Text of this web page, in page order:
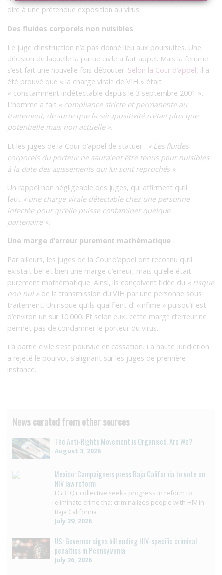
dire à une prétendue exposition au virus.
Des fluides corporels non nuisibles
Le juge d’instruction n’a pas donné lieu aux poursuites. Une
décision de laquelle la partie civile a fait appel. Mais la femme
s’est fait une nouvelle fois débouter. Selon la Cour d’appel, il a
été prouvé que « la charge virale de VIH » était
« constamment indétectable depuis le 3 septembre 2001 ».
L’homme a fait « compliance stricte et permanente au
traitement, de sorte que la séropositivité n’était plus que
potentielle mais non actuelle ».
Et les juges de la Cour d’appel de statuer : « Les fluides
corporels du porteur ne sauraient être tenus pour nuisibles
à la date des agissements qui lui sont reprochés ».
Un rappel non négligeable des juges, qui affirment qu’il
faut « une charge virale détectable chez une personne
infectée pour qu’elle puisse contaminer quelque
partenaire ».
Une marge d’erreur purement mathématique
Par ailleurs, les juges de la Cour d’appel ont reconnu qu’il
existait bel et bien une marge d’erreur, mais qu’elle était
purement mathématique. Ainsi, ils conçoivent l’idée du « risque
non nul » de la transmission du VIH par une personne sous
traitement. Un risque qu’ils qualifient d’ »infime » puisqu’il est
d’environ un sur 10.000. Et selon eux, cette marge d’erreur ne
permet pas de condamner le porteur du virus.
La partie civile s’est pourvue en cassation. La haute juridiction
a rejeté le pourvoi, s’alignant sur les juges de première
instance.
News curated from other sources
The Anti-Rights Movement is Organised. Are We?
August 3, 2026
Mexico: Campaigners press Baja California to vote on
HIV law reform
LGBTQ+ collective seeks progress in reform to
eliminate crime that criminalizes people with HIV in
Baja California
July 29, 2026
US: Governor signs bill ending HIV-specific criminal
penalties in Pennsylvania
July 26, 2026